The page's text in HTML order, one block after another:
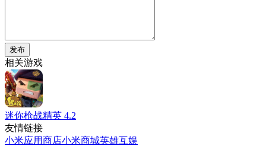
发布
相关游戏
迷你枪战精英 4.2
友情链接
小米应用商店小米商城英雄互娱